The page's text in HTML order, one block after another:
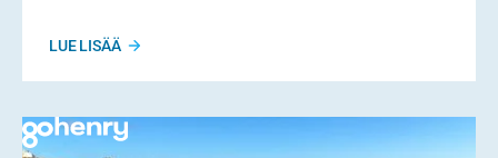
LUE LISÄÄ